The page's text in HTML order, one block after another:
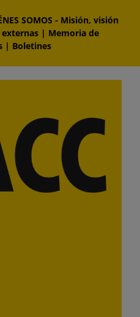
SOMOS - Misión, visión
externas | Memoria de
| Boletines